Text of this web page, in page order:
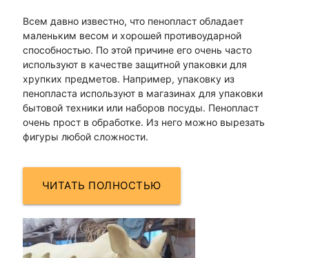
Всем давно известно, что пенопласт обладает
маленьким весом и хорошей противоударной
способностью. По этой причине его очень часто
используют в качестве защитной упаковки для
хрупких предметов. Например, упаковку из
пенопласта используют в магазинах для упаковки
бытовой техники или наборов посуды. Пенопласт
очень прост в обработке. Из него можно вырезать
фигуры любой сложности.
ЧИТАТЬ ПОЛНОСТЬЮ